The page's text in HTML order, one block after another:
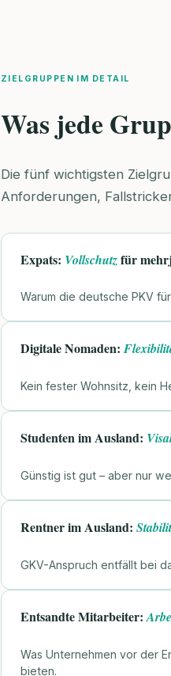
ZIELGRUPPEN IM DETAIL
Was jede
Die fünf wichtigsten
Anforderungen,
Expats: Vollschutzfür
Warum die deutsche PKV
Digitale Nomaden:
Kein fester Wohnsitz, kein
Studenten im Ausland:
Günstig ist gut – aber nur
Rentner im Ausland:
GKV-Anspruch entfällt bei
Entsandte Mitarbeiter:
Was Unternehmen vor der
bieten.